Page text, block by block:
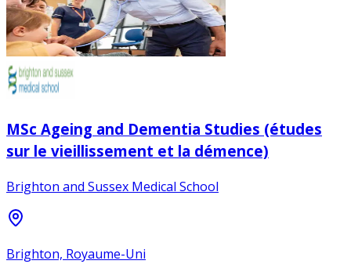
MSc Ageing and Dementia Studies (études
sur le vieillissement et la démence)
Brighton and Sussex Medical School
Brighton, Royaume-Uni